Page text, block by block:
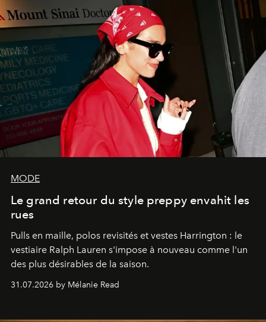
MODE
Le grand retour du style preppy envahit les
rues
Pulls en maille, polos revisités et vestes Harrington : le
vestiaire Ralph Lauren s'impose à nouveau comme l'un
des plus désirables de la saison.
31.07.2026 by Mélanie Read